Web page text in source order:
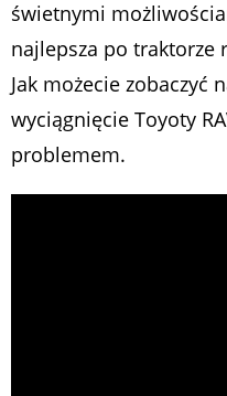
świetnymi
najlepsza po traktorze
Jak możecie zobaczyć
wyciągnięcie Toyoty
problemem.